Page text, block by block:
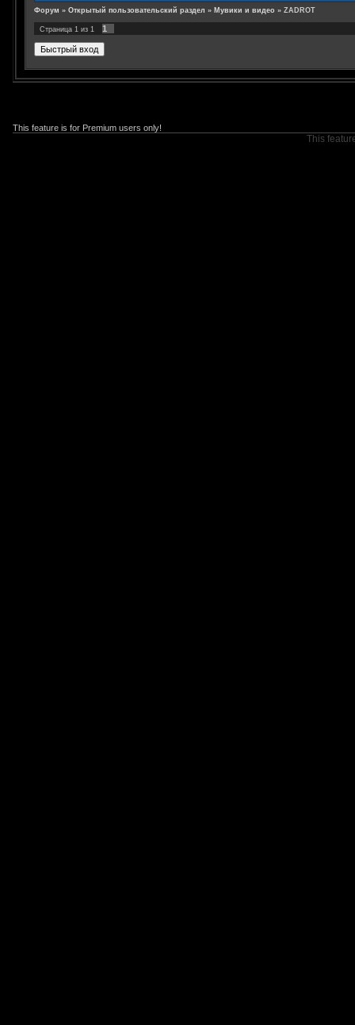
Форум » Открытый пользовательский раздел » Мувики и видео » ZADROT
Страница 1 из 1 1
This feature is for Premium users only!
This